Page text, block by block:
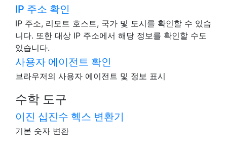
IP 주소 확인
IP 주소, 리모트 호스트, 국가 및 도시를 확인할 수 있습
니다. 또한 대상 IP 주소에서 해당 정보를 확인할 수도
있습니다.
사용자 에이전트 확인
브라우저의 사용자 에이전트 및 정보 표시
수학 도구
이진 십진수 헥스 변환기
기본 숫자 변환